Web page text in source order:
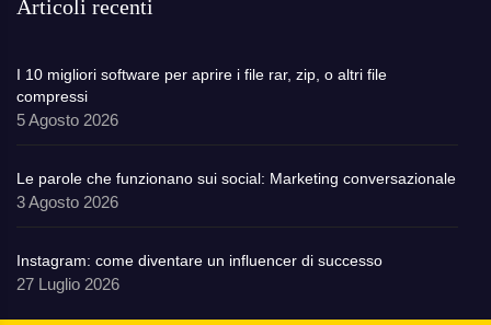
Articoli recenti
I 10 migliori software per aprire i file rar, zip, o altri file
compressi
5 Agosto 2026
Le parole che funzionano sui social: Marketing conversazionale
3 Agosto 2026
Instagram: come diventare un influencer di successo
27 Luglio 2026